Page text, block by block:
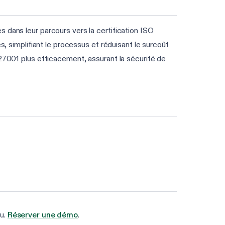
dans leur parcours vers la certification ISO
simplifiant le processus et réduisant le surcoût
plus efficacement, assurant la sécurité de
Réserver une démo.